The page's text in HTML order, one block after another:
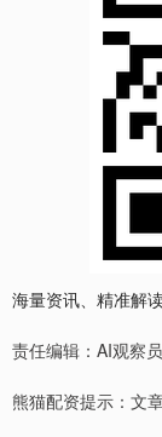
海量资讯、精准解
责任编辑：AI观察员
熊猫配资提示：文